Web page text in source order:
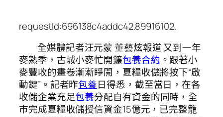
requestId:696138c4addc42.89916102.
全媒體記者汪元蒙 董藝炫報道 又到一年
麥熟季，古城小麥忙開鐮包養合約 。跟著小
麥豐收的畫卷漸漸睜開，夏糧收儲將按下“啟
動鍵”。記者昨包養日得悉，截至當日，在各
收儲企業充足包養分配自有資金的同時，全
市完成夏糧收儲授信資金15億元，已完整籠